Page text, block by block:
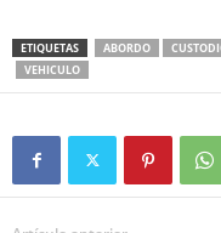
ETIQUETAS ABORDO
VEHICULO